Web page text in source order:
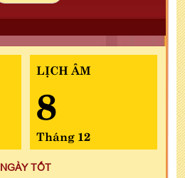
LỊCH ÂM
8
Tháng 12
NGÀY TỐT